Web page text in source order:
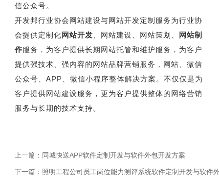
信公众号。
开发邦行业协会网站建设与网站开发定制服务为行业协
会提供定制化 网站开发 、网站建设、网站策划、
网站制
作服务，为客户提供长期网站托管和维护服务，为客户
提供强技术、强内容的网站品牌营销服务，网站、微信
公众号、APP、微信小程序整体解决方案。不仅仅是为
客户提供网站建设服务，更为客户提供整体的网络营销
服务与长期的技术支持。
上一篇： 同城快送APP软件定制开发与软件外包开发方案
下一篇： 照明工程公司员工岗位能力测评系统软件定制开发与软件